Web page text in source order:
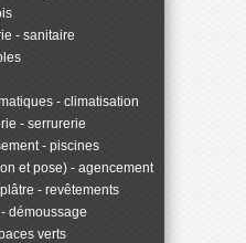
- sanitaire
- climatisation
- serrurerie
- piscines
et pose) - agencement
- revêtements
démoussage
verts